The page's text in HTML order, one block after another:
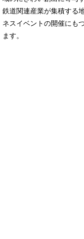
鉄道関連産業が集積する
ネスイベントの開催にも
ます。